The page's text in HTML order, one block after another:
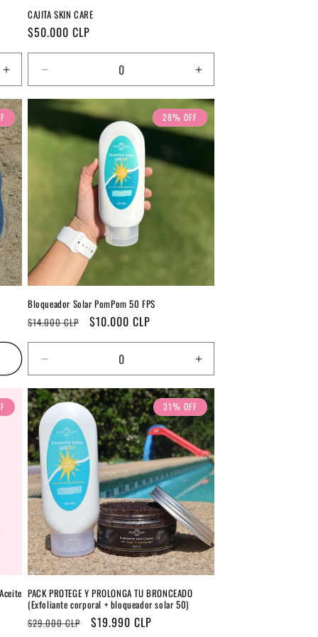
Aumentar
cantidad
para
Default
Title
CAJITA SKIN CARE
Precio
habitual
$50.000 CLP
cantidad
Title
Aumentar
cantidad
para
Default
Title
28% OFF
Bloqueador Solar PomPom 50 FPS
Precio
habitual
$14.000 CLP
Precio
de
$10.000 CLP
cantidad
para
Default
Title
Aumentar
cantidad
para
Default
Title
31% OFF
PACK PROTEGE Y PROLONGA TU BRONCEADO
(Exfoliante corporal + bloqueador solar 50)
Precio
$29.000 CLP
Precio
$19.990 CLP